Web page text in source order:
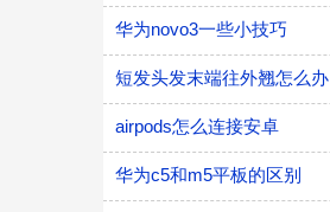
华为novo3一些小技巧
短发头发末端往外翘怎么办
airpods怎么连接安卓
华为c5和m5平板的区别